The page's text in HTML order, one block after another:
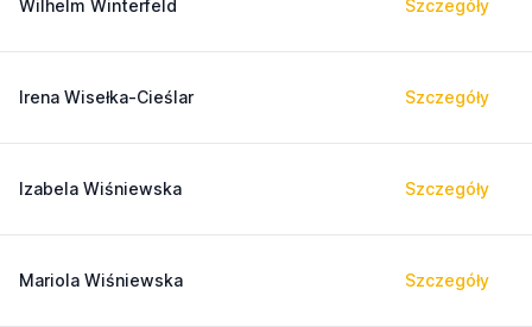
Wilhelm Winterfeld Szczegóły
Irena Wisełka-Cieślar Szczegóły
Izabela Wiśniewska Szczegóły
Mariola Wiśniewska Szczegóły